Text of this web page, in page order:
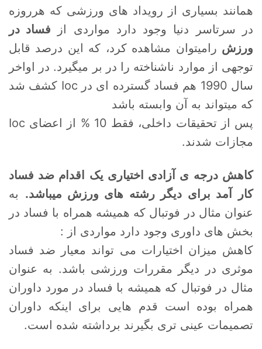
همانند بسیاری از رویداد های ورزشی که هرروزه
در سرتاسر دنیا وجود دارد مواردی از فساد در
ورزش رامیتوان مشاهده کرد، که این درصد قابل
توجهی از موارد ناشناخته را در بر میگیرد. در اواخر
سال 1990 هم فساد گسترده ای در Ioc کشف شد
که میتواند به آن وابسته باشد
پس از تحقیقات داخلی، فقط 10 % از اعضای Ioc
مجازات شدند.
کاهش درجه ی آزادی اختیاری یک اقدام ضد فساد
کار آمد برای دیگر رشته های ورزش میباشد. به
عنوان مثال در فوتبال که همیشه همراه با فساد در
بخش های داوری وجود دارد مواردی از :
کاهش میزان اختیارات می تواند معیار ضد فساد
موثری در دیگر مقررات ورزشی باشد. به عنوان
مثال در فوتبال که همیشه با فساد در مورد داوران
همراه بوده است قدم هایی برای اینکه داوران
تصمیمات عینی تری بگیرند برداشته شده است.